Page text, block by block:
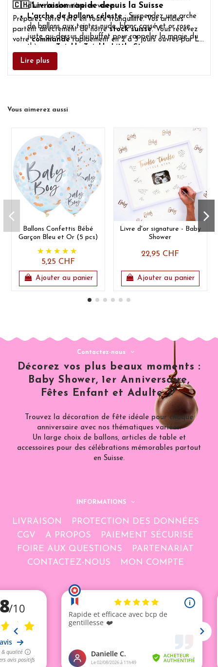
d'une bonbonnière en verre.
L'arche de ballons céleste : Suspendez une arche
de ballons aux teintes nude, blanc cassé et or rose
juste au-dessus du buffet pour rappeler la magie du
thème « Twinkle Twinkle Little Star
🇨🇭Livraison rapide depuis la Suisse
Préparez votre fête en toute tranquillité. Vos articles
partent directement de notrestock suisse. Vous recevez
votrecommanderapidement en 2 à 3 jours ouvrés par La
Lire plus
Vous aimerez aussi
Ballons Confettis Bébé
Garçon Bleu et Or (5 pcs)
5,25 CHF
Ajouter au panier
Livre d'or signature - Baby
Shower
22,95 CHF
Ajouter au panier
Contactez-nous
Décorez vos plus beaux moments :
Baby Shower, 1er Anniversaire,
Fêtes Enfant et Adulte 🎈
Trouvez la décoration de fête idéale pour chaque
anniversaire avec nos thématiques variées.
Un large choix de ballons, articles de table et
accessoires pour des célébrations mémorables partout
en Suisse.
INFORMATIONS
LIVRAISON
PROTECTION DES DONNÉES
CGV
A PROPOS
PAIEMENT SÉCURISÉ
FOIRE AUX QUESTIONS
PARTENARIAT
CONTACTEZ-NOUS
MON COMPTE